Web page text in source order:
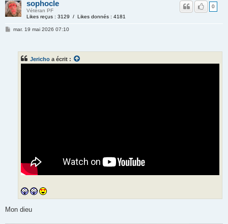
sophocle
Vétéran PF
Likes reçus : 3129 / Likes donnés : 4181
0
mar. 19 mai 2026 07:10
Jericho a écrit :
Mon dieu